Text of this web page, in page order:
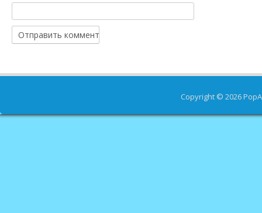
Copyright © 2026